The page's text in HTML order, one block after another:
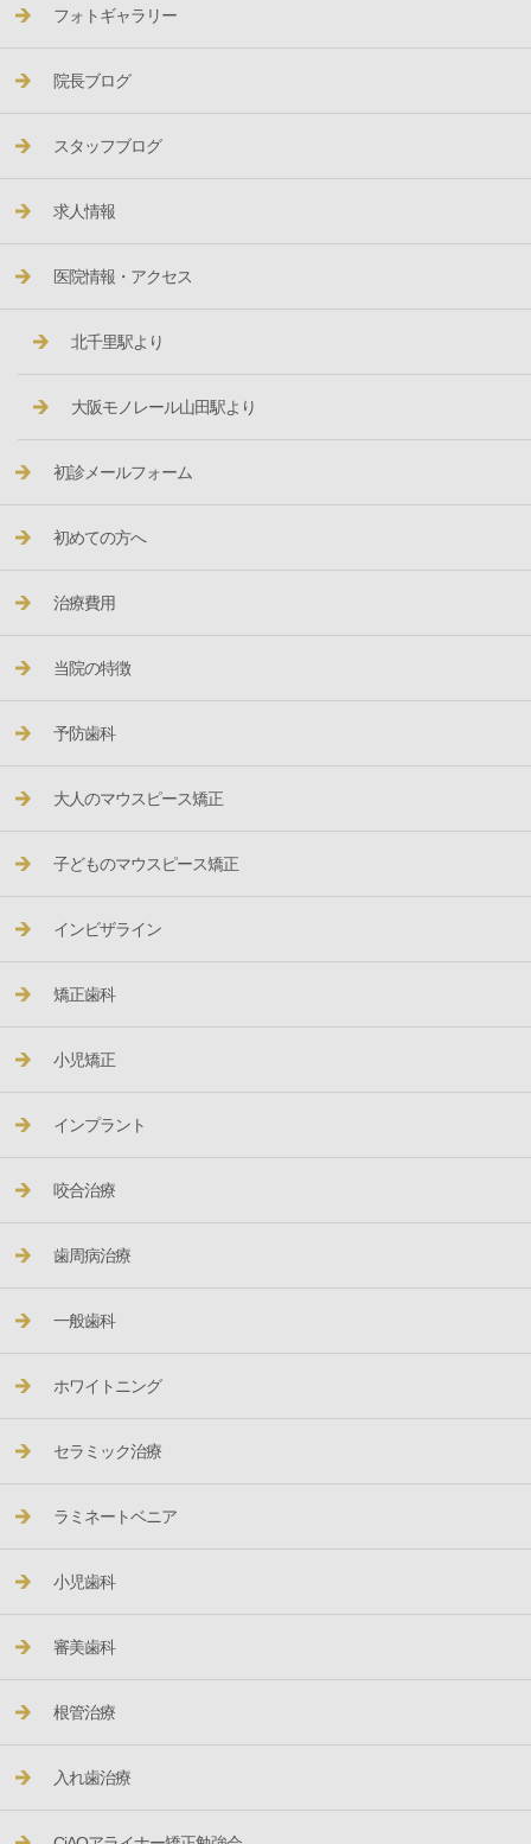
フォトギャラリー
院長ブログ
スタッフブログ
求人情報
医院情報・アクセス
北千里駅より
大阪モノレール山田駅より
初診メールフォーム
初めての方へ
治療費用
当院の特徴
予防歯科
大人のマウスピース矯正
子どものマウスピース矯正
インビザライン
矯正歯科
小児矯正
インプラント
咬合治療
歯周病治療
一般歯科
ホワイトニング
セラミック治療
ラミネートベニア
小児歯科
審美歯科
根管治療
入れ歯治療